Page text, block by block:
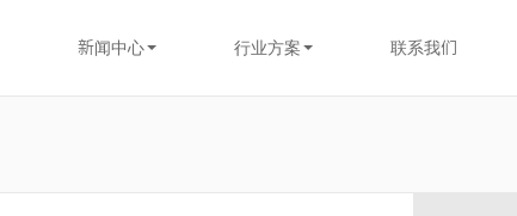
新闻中心 行业方案 联系我们